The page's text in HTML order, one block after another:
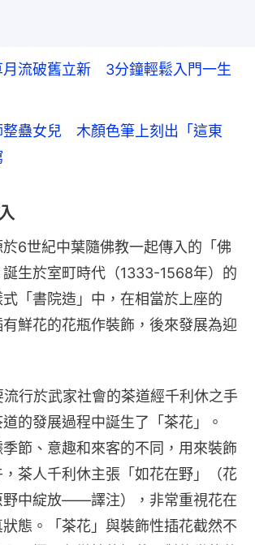
月流破舊立新 3分鐘輕鬆入門一生
整蠱女兒 木顏色筆上刻出「這東
6世紀中葉隨佛教一起傳入的「佛
生於室町時代（1333-1568年）的
「書院造」中，在相當於上座的
有鮮花的花瓶作裝飾，後來發展為迎
流行於武家社會的茶道經千利休之手
的發展過程中誕生了「茶花」。
季節、意趣和來客的不同，用來裝飾
茶人千利休主張「如花在野」（花
野中綻放——譯注），非常重視花在
態。「茶花」與裝飾性插花截然不